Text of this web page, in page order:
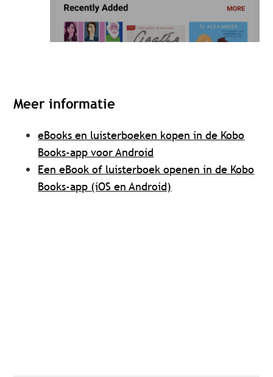
Meer informatie
eBooks en luisterboeken kopen in de Kobo
Books-app voor Android
Een eBook of luisterboek openen in de Kobo
Books-app (iOS en Android)